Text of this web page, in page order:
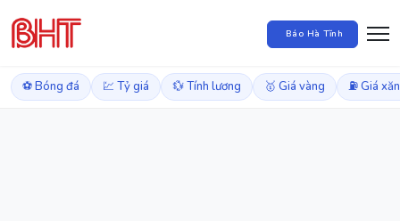
Báo Hà Tĩnh
⚽ Bóng đá 💹 Tỷ giá 💱 Tính lương 🥇 Giá vàng ⛽ Giá